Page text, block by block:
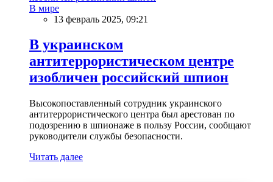
В мире
13 февраль 2025, 09:21
В украинском
антитеррористическом центре
изобличен российский шпион
Высокопоставленный сотрудник украинского
антитеррористического центра был арестован по
подозрению в шпионаже в пользу России, сообщают
руководители службы безопасности.
Читать далее